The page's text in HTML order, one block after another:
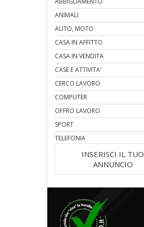
ANIMALI
AUTO, MOTO
CASA IN AFFITTO
CASA IN VENDITA
CASE E ATTIVITA'
CERCO LAVORO
COMPUTER
OFFRO LAVORO
SPORT
TELEFONIA
INSERISCI IL TUO
ANNUNCIO